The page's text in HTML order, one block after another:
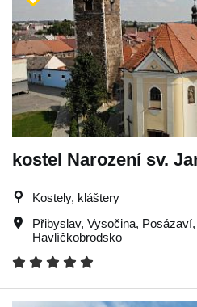
kostel Narození sv.
Kostely, kláštery
Přibyslav, Vysočina, Posázaví,
Havlíčkobrodsko